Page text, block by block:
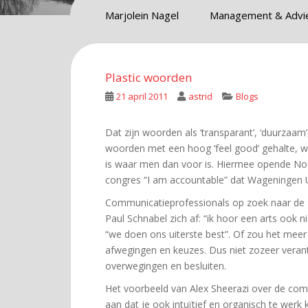
Marjolein Nagel Management &
Plastic woorden
21 april 2011 astrid Blogs
Dat zijn woorden als ‘transparant’,
woorden met een hoog ‘feel good’ gehalte,
is waar men dan voor is. Hiermee opende
congres “I am accountable” dat
Communicatieprofessionals op zoek naar
Paul Schnabel zich af: “ik hoor een arts ook
“we doen ons uiterste best”. Of zou het
afwegingen en keuzes. Dus niet zozeer
overwegingen en besluiten.
Het voorbeeld van Alex Sheerazi over de
aan dat je ook intuïtief en organisch te werk